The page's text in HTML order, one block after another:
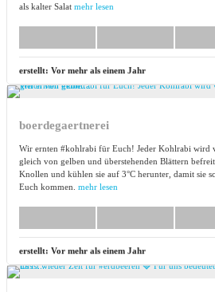
als kalter Salat mehr lesen
erstellt: Vor mehr als einem Jahr
boerdegaertnerei
Wir ernten #kohlrabi für Euch! Jeder Kohlrabi wird
gleich von gelben und überstehenden Blättern
Knollen und kühlen sie auf 3°C herunter, damit sie
Euch kommen. mehr lesen
erstellt: Vor mehr als einem Jahr